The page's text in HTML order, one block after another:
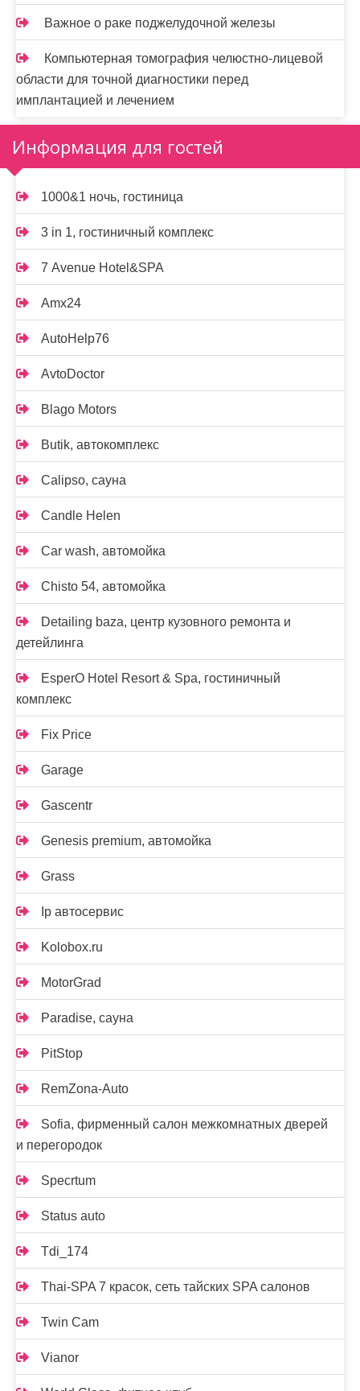
Важное о раке поджелудочной железы
Компьютерная томография челюстно-лицевой
области для точной диагностики перед
имплантацией и лечением
Информация для гостей
1000&1 ночь, гостиница
3 in 1, гостиничный комплекс
7 Avenue Hotel&SPA
Amx24
AutoHelp76
AvtoDoctor
Blago Motors
Butik, автокомплекс
Calipso, сауна
Candle Helen
Car wash, автомойка
Chisto 54, автомойка
Detailing baza, центр кузовного ремонта и
детейлинга
EsperO Hotel Resort & Spa, гостиничный
комплекс
Fix Price
Garage
Gascentr
Genesis premium, автомойка
Grass
Ip автосервис
Kolobox.ru
MotorGrad
Paradise, сауна
PitStop
RemZona-Auto
Sofia, фирменный салон межкомнатных дверей
и перегородок
Specrtum
Status auto
Tdi_174
Thai-SPA 7 красок, сеть тайских SPA салонов
Twin Cam
Vianor